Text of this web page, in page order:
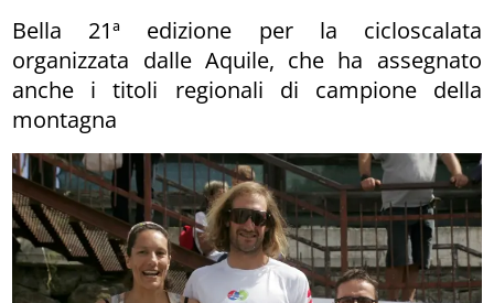
Bella 21ª edizione per la cicloscalata
organizzata dalle Aquile, che ha assegnato
anche i titoli regionali di campione della
montagna